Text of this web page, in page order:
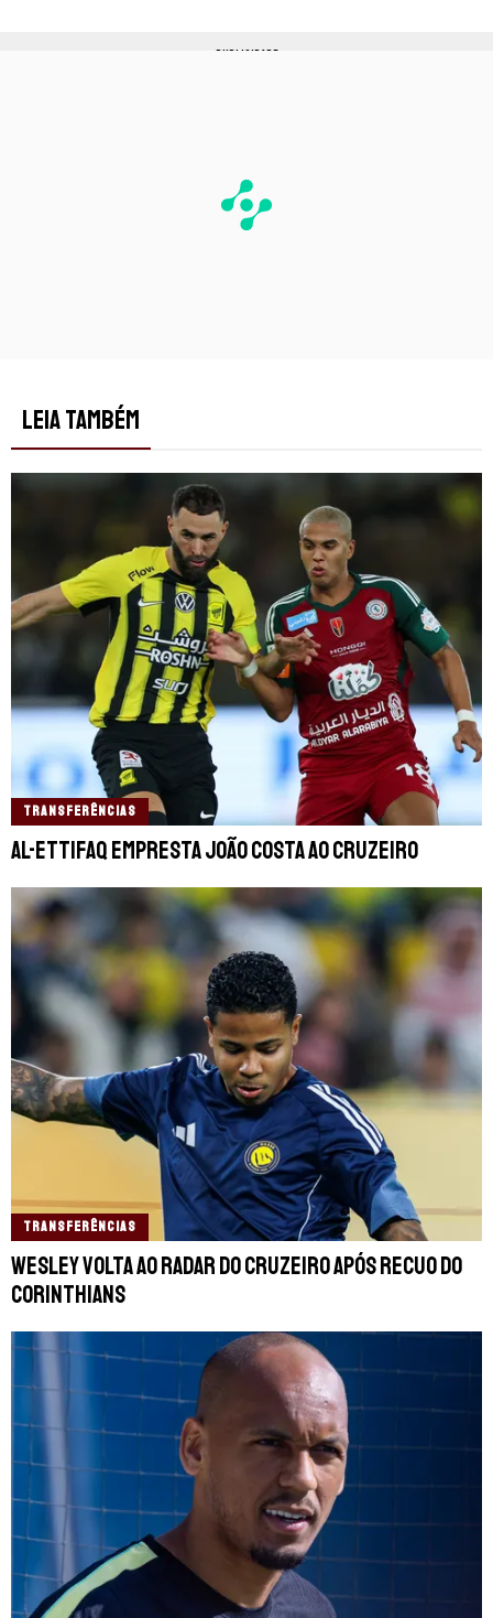
PUBLICIDADE
LEIA TAMBÉM
TRANSFERÊNCIAS
Al-Ettifaq empresta João Costa ao Cruzeiro
TRANSFERÊNCIAS
Wesley volta ao radar do Cruzeiro após recuo do
Corinthians